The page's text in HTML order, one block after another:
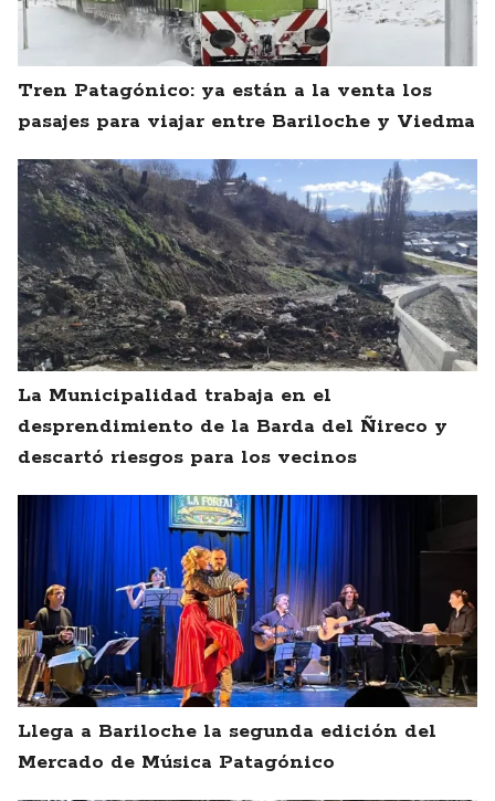
Tren Patagónico: ya están a la venta los
pasajes para viajar entre Bariloche y Viedma
La Municipalidad trabaja en el
desprendimiento de la Barda del Ñireco y
descartó riesgos para los vecinos
Llega a Bariloche la segunda edición del
Mercado de Música Patagónico